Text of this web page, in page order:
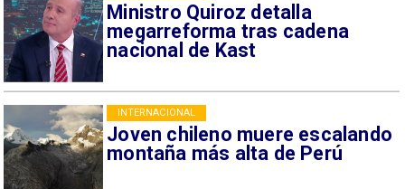
Ministro Quiroz detalla
megarreforma tras cadena
nacional de Kast
Joven chileno muere escalando
montaña más alta de Perú
INTERNACIONAL